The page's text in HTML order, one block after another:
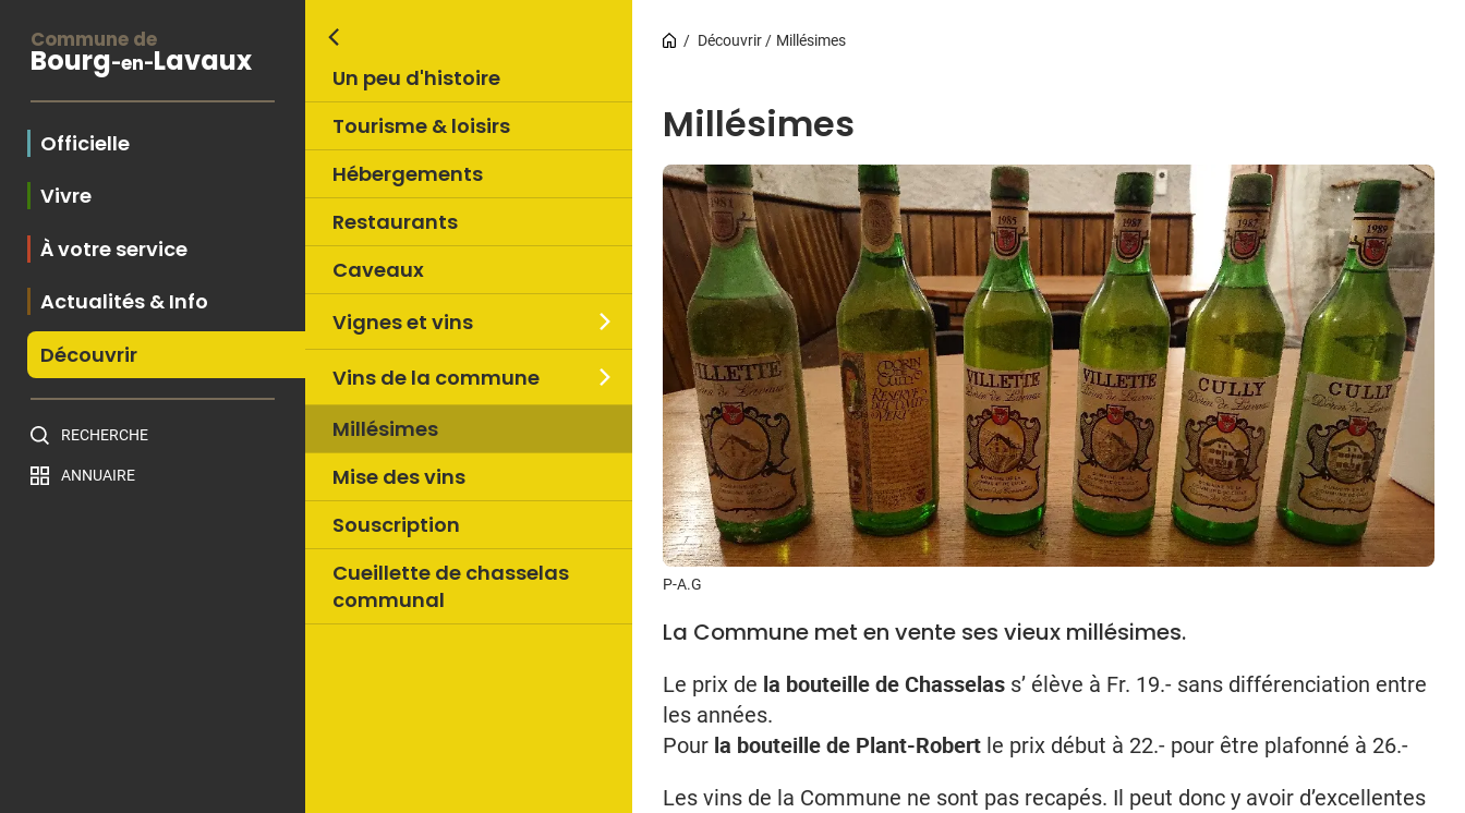
Commune de
Bourg-en-Lavaux
Officielle
Vivre
À votre service
Actualités & Info
Découvrir
Un peu d'histoire
Tourisme & loisirs
Hébergements
Restaurants
Caveaux
Vignes et vins
Vins de la commune
Millésimes
Mise des vins
Souscription
Cueillette de chasselas
communal
RECHERCHE
ANNUAIRE
Découvrir Millésimes
Millésimes
P-A.G
La Commune met en vente ses vieux millésimes.
Le prix de la bouteille de Chasselas s’ élève à Fr. 19.- sans différenciation entre
les années.
Pour la bouteille de Plant-Robert le prix début à 22.- pour être plafonné à 26.-
Les vins de la Commune ne sont pas recapés. Il peut donc y avoir d’excellentes